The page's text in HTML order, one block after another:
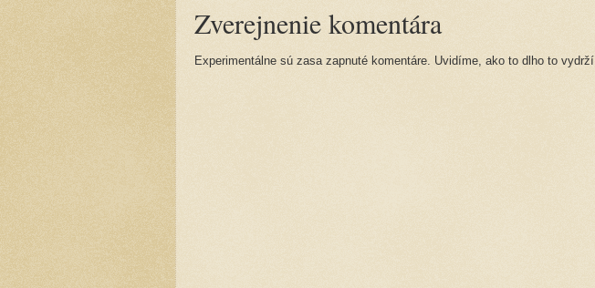
Zverejnenie komentára
Experimentálne sú zasa zapnuté komentáre. Uvidíme, ako to dlho to vydrží.